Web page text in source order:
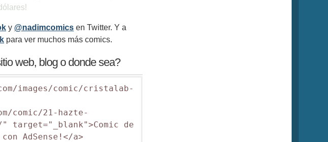
y @nadimcomics en Twitter. Y a
para ver muchos más comics.
web, blog o donde sea?
images/comic/cristalab-
comic/21-hazte-
target="_blank">Comic de
AdSense!</a>